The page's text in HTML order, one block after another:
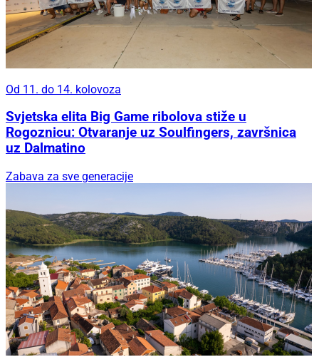
Od 11. do 14. kolovoza
Svjetska elita Big Game ribolova stiže u
Rogoznicu: Otvaranje uz Soulfingers, završnica
uz Dalmatino
Zabava za sve generacije